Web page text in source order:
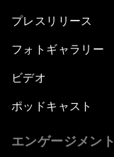
プレスリリース
フォトギャラリー
ビデオ
ポッドキャスト
エンゲージメント